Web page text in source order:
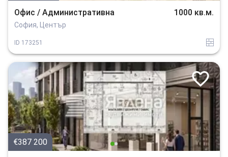
Офис / Административна 1000 кв.м.
София, Център
ID 173251 tuhla
€387 200